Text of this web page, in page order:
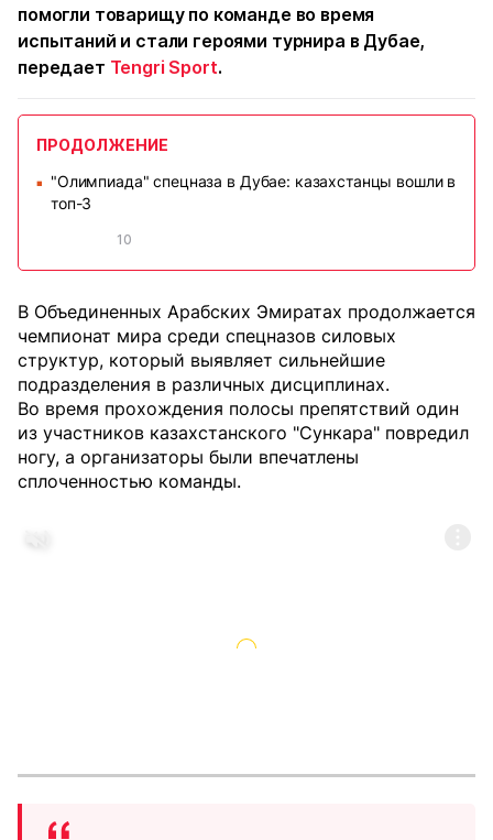
помогли товарищу по команде во время
испытаний и стали героями турнира в Дубае,
передает Tengri Sport.
ПРОДОЛЖЕНИЕ
■
"Олимпиада" спецназа в Дубае: казахстанцы вошли в
топ-3
10
В Объединенных Арабских Эмиратах продолжается
чемпионат мира среди спецназов силовых
структур, который выявляет сильнейшие
подразделения в различных дисциплинах.
Во время прохождения полосы препятствий один
из участников казахстанского "Сункара" повредил
ногу, а организаторы были впечатлены
сплоченностью команды.